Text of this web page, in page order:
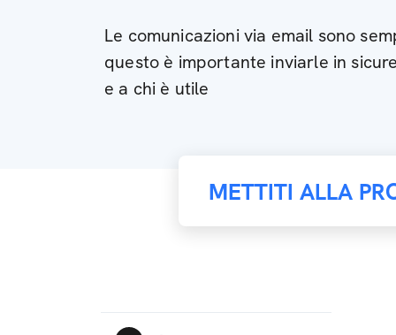
Le comunicazioni via email sono
questo è importante inviarle in
e a chi è utile
METTITI ALLA